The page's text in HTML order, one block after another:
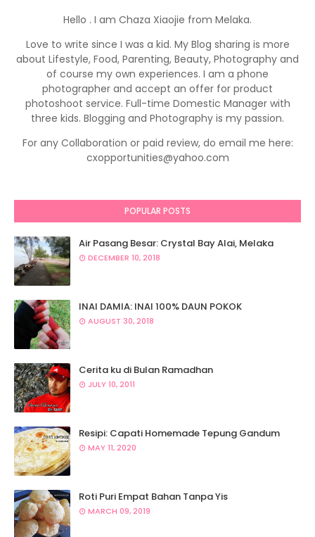
Hello . I am Chaza Xiaojie from Melaka.
Love to write since I was a kid. My Blog sharing is more
about Lifestyle, Food, Parenting, Beauty, Photography and
of course my own experiences. I am a phone
photographer and accept an offer for product
photoshoot service. Full-time Domestic Manager with
three kids. Blogging and Photography is my passion.
For any Collaboration or paid review, do email me here:
cxopportunities@yahoo.com
POPULAR POSTS
Air Pasang Besar: Crystal Bay Alai, Melaka
DECEMBER 10, 2018
INAI DAMIA: INAI 100% DAUN POKOK
AUGUST 30, 2018
Cerita ku di Bulan Ramadhan
JULY 10, 2011
Resipi: Capati Homemade Tepung Gandum
MAY 11, 2020
Roti Puri Empat Bahan Tanpa Yis
MARCH 09, 2019